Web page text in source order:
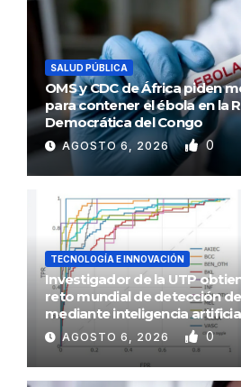
SALUD PÚBLICA
OMS y CDC de África piden
para contener el ébola en la
Democrática del Congo
AGOSTO 6, 2026 0
TECNOLOGÍA E INNOVACIÓN
Investigador de la UTP
reto mundial de detección
mediante inteligencia
AGOSTO 6, 2026 0